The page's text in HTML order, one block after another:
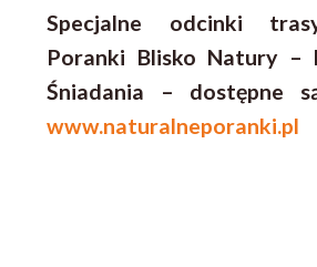
Specjalne odcinki
Poranki Blisko Natury –
Śniadania – dostępne
www.naturalneporanki.pl